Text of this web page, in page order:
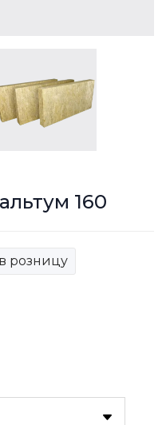
160
розницу